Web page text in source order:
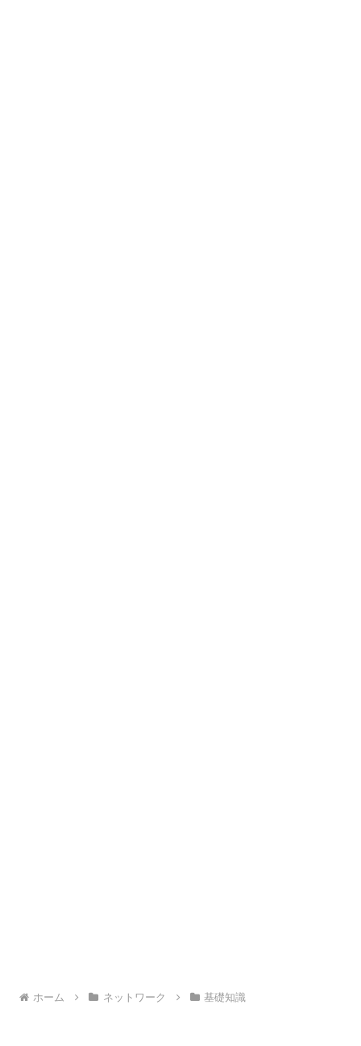
ホーム ネットワーク 基礎知識